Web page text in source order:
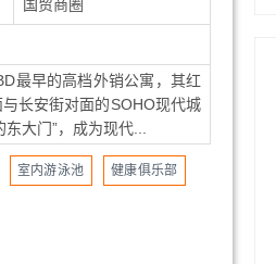
国贸商圈
最早的高档外销公寓，其红
长安街对面的SOHO现代城
大门”，成为现代...
室内游泳池 健康俱乐部